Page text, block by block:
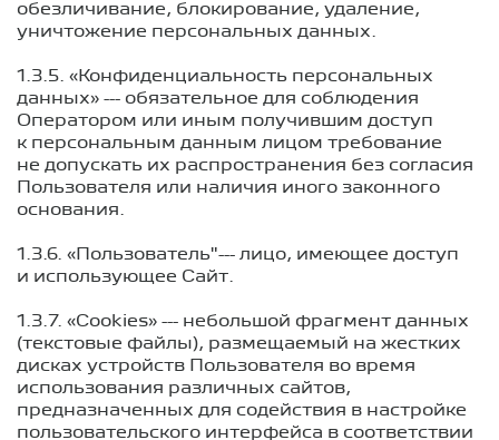
обезличивание, блокирование, удаление,
уничтожение персональных данных.
1.3.5. «Конфиденциальность персональных
данных» --- обязательное для соблюдения
Оператором или иным получившим доступ
к персональным данным лицом требование
не допускать их распространения без согласия
Пользователя или наличия иного законного
основания.
1.3.6. «Пользователь"--- лицо, имеющее доступ
и использующее Сайт.
1.3.7. «Cookies» --- небольшой фрагмент данных
(текстовые файлы), размещаемый на жестких
дисках устройств Пользователя во время
использования различных сайтов,
предназначенных для содействия в настройке
пользовательского интерфейса в соответствии